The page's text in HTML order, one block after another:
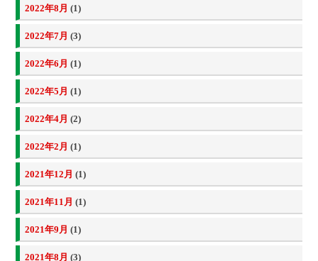
2022年8月 (1)
2022年7月 (3)
2022年6月 (1)
2022年5月 (1)
2022年4月 (2)
2022年2月 (1)
2021年12月 (1)
2021年11月 (1)
2021年9月 (1)
2021年8月 (3)